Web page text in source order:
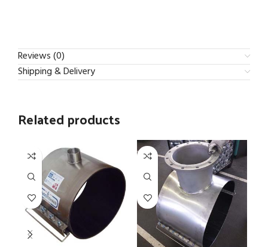
Reviews (0)
Shipping & Delivery
Related products